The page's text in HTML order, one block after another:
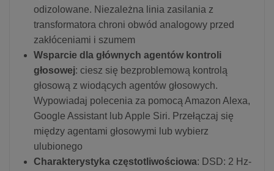
odizolowane. Niezależna linia zasilania z
transformatora chroni obwód analogowy przed
zakłóceniami i szumem
Wsparcie dla głównych agentów kontroli
głosowej: ciesz się bezproblemową kontrolą
głosową z wiodących agentów głosowych.
Wypowiadaj polecenia za pomocą Amazon Alexa,
Google Assistant lub Apple Siri. Przełączaj się
między agentami głosowymi lub wybierz
ulubionego
Charakterystyka częstotliwościowa: DSD: 2 Hz-